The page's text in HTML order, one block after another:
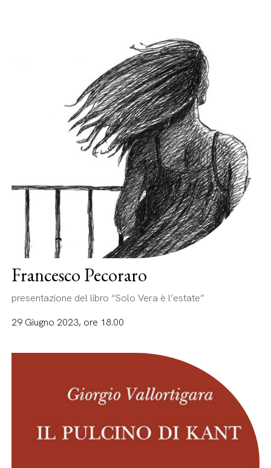
Francesco Pecoraro
presentazione del libro “Solo Vera è l’estate”
29 Giugno 2023, ore 18.00